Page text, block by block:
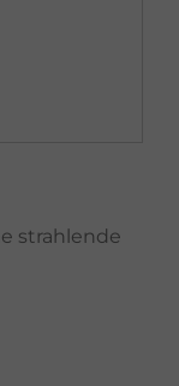
strahlende